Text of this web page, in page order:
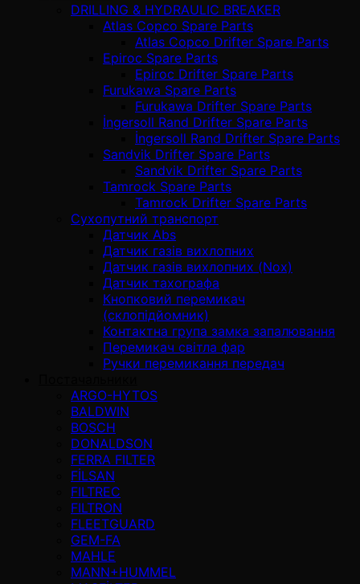
DRILLING & HYDRAULIC BREAKER
Atlas Copco Spare Parts
Atlas Copco Drifter Spare Parts
Epiroc Spare Parts
Epiroc Drifter Spare Parts
Furukawa Spare Parts
Furukawa Drifter Spare Parts
İngersoll Rand Drifter Spare Parts
İngersoll Rand Drifter Spare Parts
Sandvik Drifter Spare Parts
Sandvik Drifter Spare Parts
Tamrock Spare Parts
Tamrock Drifter Spare Parts
Сухопутний транспорт
Датчик Abs
Датчик газів вихлопних
Датчик газів вихлопних (Nox)
Датчик тахографа
Кнопковий перемикач
(склопідйомник)
Контактна група замка запалювання
Перемикач світла фар
Ручки перемикання передач
ARGO-HYTOS
BALDWIN
BOSCH
DONALDSON
FERRA FILTER
FİLSAN
FILTREC
FILTRON
FLEETGUARD
GEM-FA
MAHLE
MANN+HUMMEL